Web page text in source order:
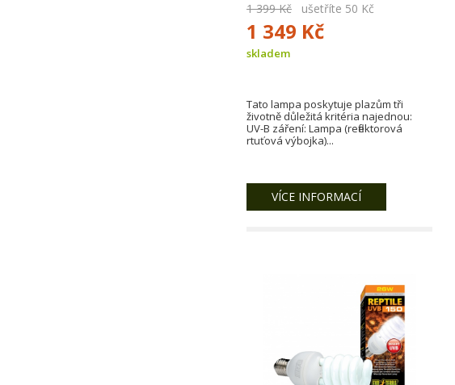
1 399 Kč ušetříte 50 Kč
1 349 Kč
skladem
Tato lampa poskytuje plazům tři
životně důležitá kritéria najednou:
UV-B záření: Lampa (reflektorová
rtuťová výbojka)...
VÍCE INFORMACÍ